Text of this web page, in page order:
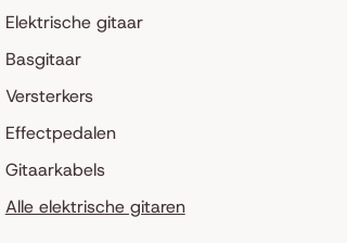
Elektrische gitaar
Basgitaar
Versterkers
Effectpedalen
Gitaarkabels
Alle elektrische gitaren